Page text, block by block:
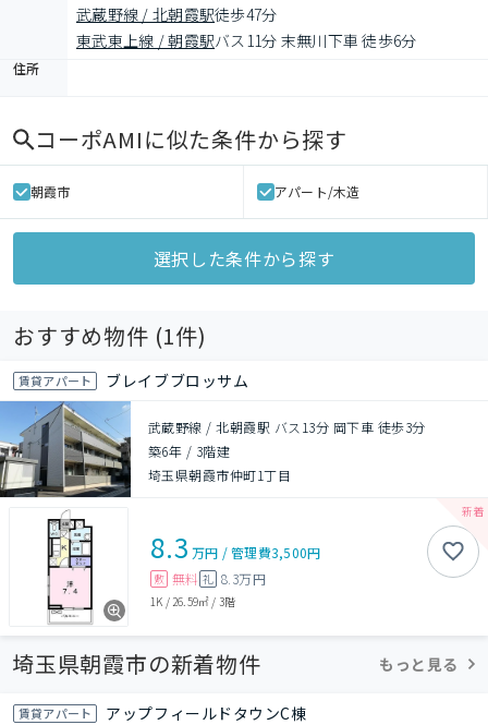
武蔵野線 / 北朝霞駅徒歩47分
東武東上線 / 朝霞駅バス11分 末無川下車 徒歩6分
住所
コーポAMIに似た条件から探す
朝霞市 アパート/木造
選択した条件から探す
おすすめ物件 (1件)
賃貸アパート ブレイブブロッサム
武蔵野線 / 北朝霞駅 バス13分 岡下車 徒歩3分
築6年 / 3階建
埼玉県朝霞市仲町1丁目
8.3 万円 /管理費3,500円
敷 無料 礼 8.3万円
1K / 26.59㎡ / 3階
埼玉県朝霞市の新着物件 もっと見る
賃貸アパート アップフィールドタウンC棟